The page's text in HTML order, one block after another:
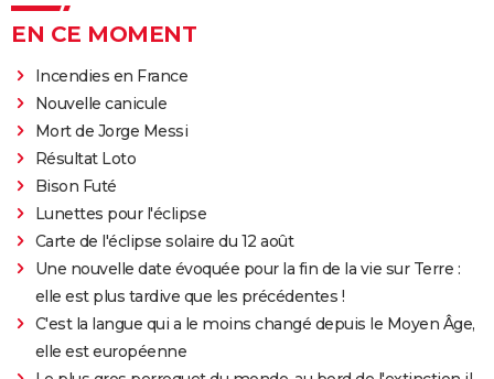
EN CE MOMENT
Incendies en France
Nouvelle canicule
Mort de Jorge Messi
Résultat Loto
Bison Futé
Lunettes pour l'éclipse
Carte de l'éclipse solaire du 12 août
Une nouvelle date évoquée pour la fin de la vie sur Terre :
elle est plus tardive que les précédentes !
C'est la langue qui a le moins changé depuis le Moyen Âge,
elle est européenne